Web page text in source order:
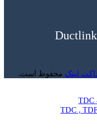
لینک محفوظ است.